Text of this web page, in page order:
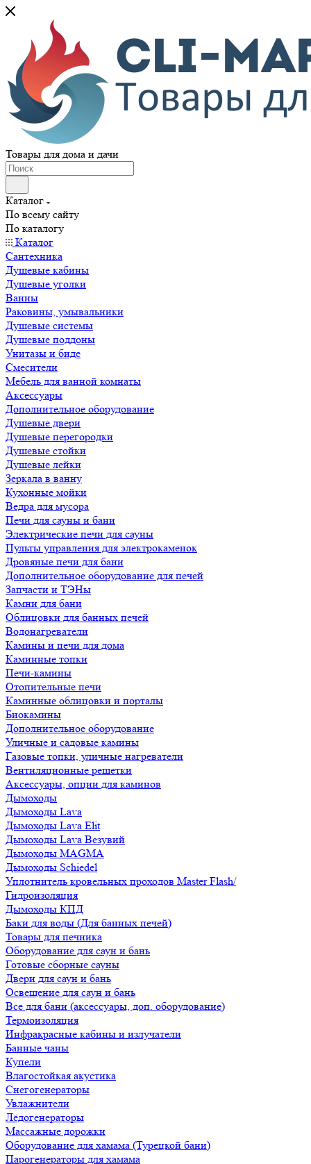
Товары для дома и дачи
Каталог
По всему сайту
По каталогу
Каталог
Сантехника
Душевые кабины
Душевые уголки
Ванны
Раковины, умывальники
Душевые системы
Душевые поддоны
Унитазы и биде
Смесители
Мебель для ванной комнаты
Аксессуары
Дополнительное оборудование
Душевые двери
Душевые перегородки
Душевые стойки
Душевые лейки
Зеркала в ванну
Кухонные мойки
Ведра для мусора
Печи для сауны и бани
Электрические печи для сауны
Пульты управления для электрокаменок
Дровяные печи для бани
Дополнительное оборудование для печей
Запчасти и ТЭНы
Камни для бани
Облицовки для банных печей
Водонагреватели
Камины и печи для дома
Каминные топки
Печи-камины
Отопительные печи
Каминные облицовки и порталы
Биокамины
Дополнительное оборудование
Уличные и садовые камины
Газовые топки, уличные нагреватели
Вентиляционные решетки
Аксессуары, опции для каминов
Дымоходы
Дымоходы Lava
Дымоходы Lava Elit
Дымоходы Lava Везувий
Дымоходы MAGMA
Дымоходы Schiedel
Уплотнитель кровельных проходов Master Flash/
Гидроизоляция
Дымоходы КПД
Баки для воды (Для банных печей)
Товары для печника
Оборудование для саун и бань
Готовые сборные сауны
Двери для саун и бань
Освещение для саун и бань
Все для бани (аксессуары, доп. оборудование)
Термоизоляция
Инфракрасные кабины и излучатели
Банные чаны
Купели
Влагостойкая акустика
Снегогенераторы
Увлажнители
Лёдогенераторы
Массажные дорожки
Оборудование для хамама (Турецкой бани)
Парогенераторы для хамама